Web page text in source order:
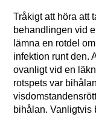
Tråkigt att höra att
behandlingen vid
lämna en rotdel
infektion runt den.
ovanligt vid en
rotspets var
bihålan. Vanligtvis